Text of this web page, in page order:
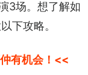
3场。想了解如
下攻略。
有机会！<<